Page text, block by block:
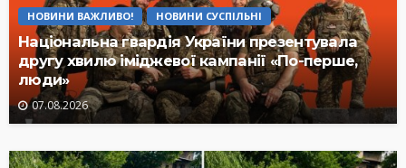
НОВИНИ ВАЖЛИВО! НОВИНИ СУСПІЛЬНІ
Національна гвардія України презентувала
другу хвилю іміджевої кампанії «По-перше,
люди»
07.08.2026